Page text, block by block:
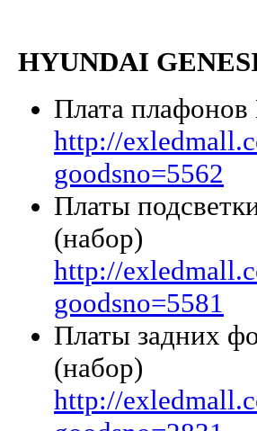
HYUNDAI
Плата
http://
goodsno=5562
Платы
(набор)
http://
goodsno=5581
Платы задних
(набор)
http://